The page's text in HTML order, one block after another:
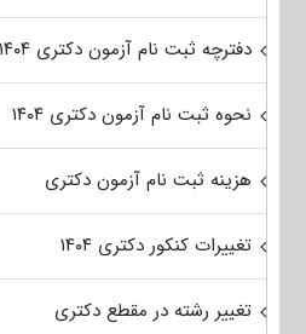
دفترچه ثبت نام آزمون دکتری ۱۴۰۴
نحوه ثبت نام آزمون دکتری ۱۴۰۴
هزینه ثبت نام آزمون دکتری
تغییرات کنکور دکتری ۱۴۰۴
تغییر رشته در مقطع دکتری